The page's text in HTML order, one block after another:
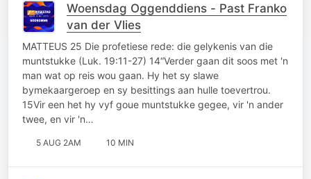
Woensdag Oggenddiens - Past Franko
van der Vlies
MATTEUS 25 Die profetiese rede: die gelykenis van die
muntstukke (Luk. 19:11-27) 14“Verder gaan dit soos met 'n
man wat op reis wou gaan. Hy het sy slawe
bymekaargeroep en sy besittings aan hulle toevertrou.
15Vir een het hy vyf goue muntstukke gegee, vir 'n ander
twee, en vir 'n…
5 AUG 2AM 10 MIN